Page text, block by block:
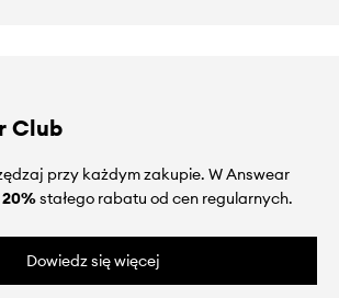
Club
przy każdym zakupie. W Answear
20%stałego rabatu od cen regularnych.
Dowiedz się więcej